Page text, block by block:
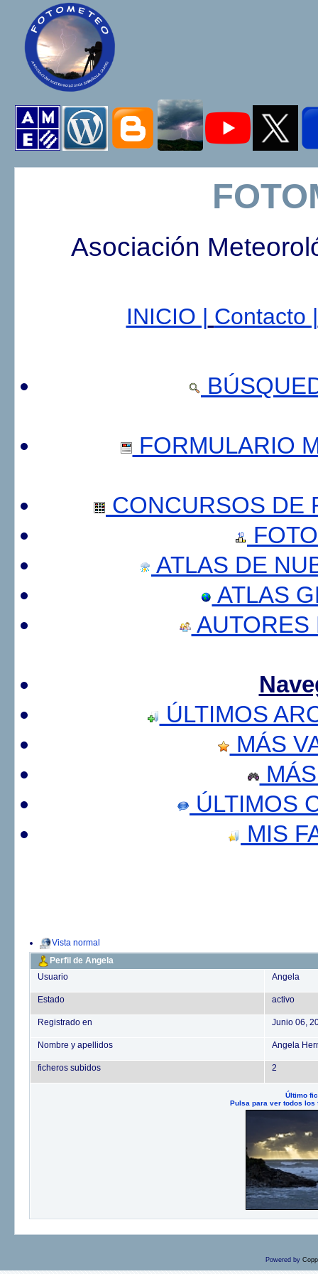
Asociación
INICIO | Contacto |
FORMULARIO
CONCURSOS DE
ATLAS DE
ATLAS
AUTORES
ÚLTIMOS
MÁS
ÚLTIMOS
MIS
Vista normal
Perfil de Angela
Usuario
Angela
Estado activo
Registrado en Junio 06,
Nombre y apellidos Angela
ficheros subidos 2
Último
Pulsa para ver todos los
Powered by